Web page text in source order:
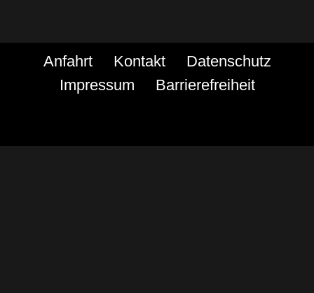
Anfahrt Kontakt
Datenschutz
Impressum
Barrierefreiheit